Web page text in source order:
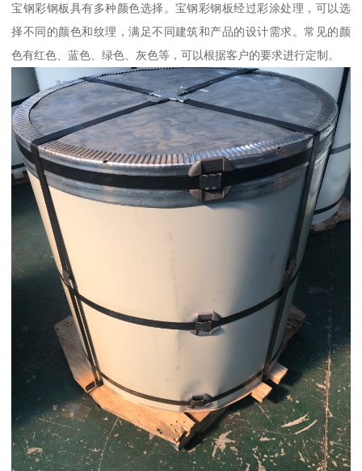
宝钢彩钢板具有多种颜色选择。宝钢彩钢板经过彩涂处理，可以选
择不同的颜色和纹理，满足不同建筑和产品的设计需求。常见的颜
色有红色、蓝色、绿色、灰色等，可以根据客户的要求进行定制。